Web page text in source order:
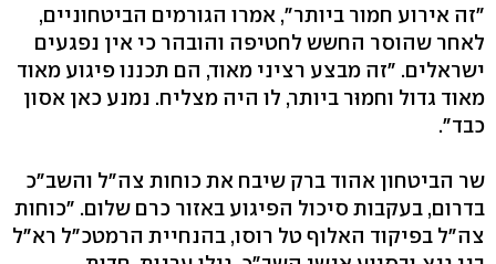
"זה אירוע חמור ביותר", אמרו הגורמים הביטחוניים,
לאחר שהוסר החשש לחטיפה והובהר כי אין נפגעים
ישראלים. "זה מבצע רציני מאוד, הם תכננו פיגוע מאוד
מאוד גדול וחמוּר ביותר, לו היה מצליח. נמנע כאן אסון
כבד".
שר הביטחון אהוד ברק שיבח את כוחות צה"ל והשב"כ
בדרום, בעקבות סיכול הפיגוע באזור כרם שלום. "כוחות
צה"ל בפיקוד האלוף טל רוסו, בהנחיית הרמטכ"ל רא"ל